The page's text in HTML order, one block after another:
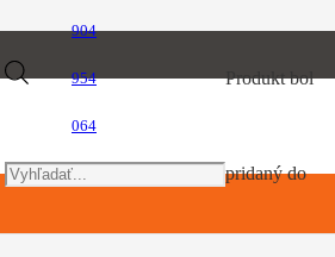
904
954
064
Products
search
Produktbol
pridaný do
nôž (270mm 2R)